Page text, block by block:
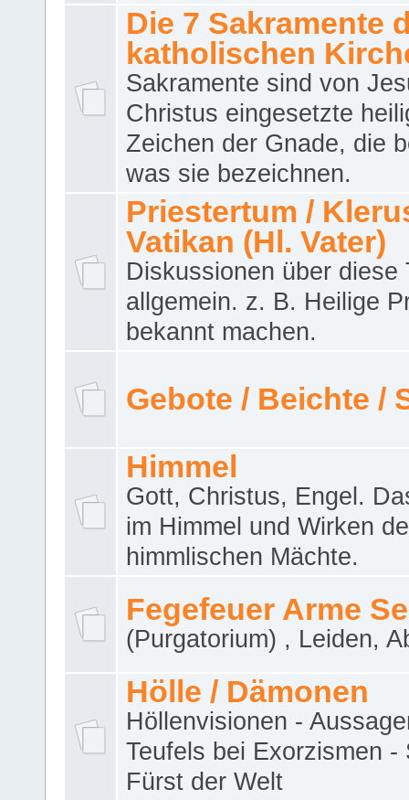
Die 7 Sakramente
katholischen
Sakramente sind von
Christus eingesetzte
Zeichen der Gnade, die
was sie bezeichnen.
Priestertum /
Vatikan (Hl. Vater)
Diskussionen über diese
allgemein. z. B. Heilige
bekannt machen.
Gebote / Beichte /
Himmel
Gott, Christus, Engel.
im Himmel und Wirken
himmlischen Mächte.
Fegefeuer Arme
(Purgatorium) , Leiden,
Hölle / Dämonen
Höllenvisionen -
Teufels bei Exorzismen -
Fürst der Welt